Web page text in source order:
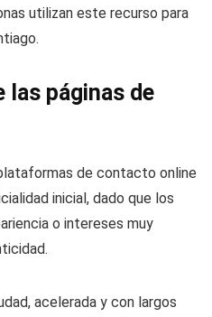
utilizan este recurso para
las páginas de
de contacto online
inicial, dado que los
o intereses muy
acelerada y con largos